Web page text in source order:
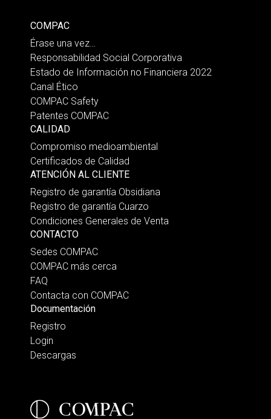
COMPAC
Érase una vez…
Responsabilidad Social Corporativa
Estado de Información no Financiera 2022
Canal Ético
COMPAC Safety
Patentes COMPAC
CALIDAD
Compromiso medioambiental
Certificados de Calidad
ATENCIÓN AL CLIENTE
Registro de garantía Obsidiana
Registro de garantía Cuarzo
Condiciones Generales de Venta
CONTACTO
Sedes COMPAC
COMPAC más cerca
FAQ
Contacta con COMPAC
Documentación
Registro
Login
Descargas